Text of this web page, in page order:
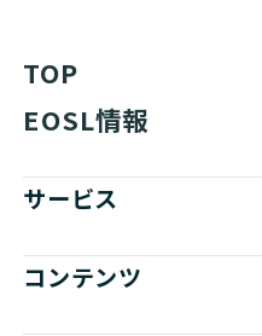
TOP
EOSL情報
サービス
コンテンツ